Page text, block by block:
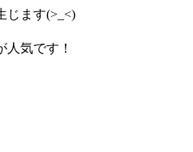
じます(>_<)
人気です！︎